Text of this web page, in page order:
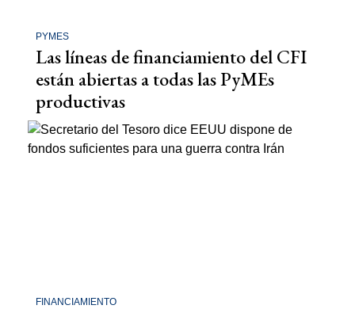
PYMES
Las líneas de financiamiento del CFI
están abiertas a todas las PyMEs
productivas
FINANCIAMIENTO